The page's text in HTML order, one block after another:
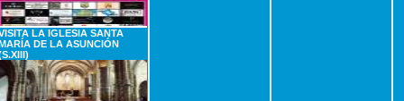
LA IGLESIA SANTA
DE LA ASUNCIÓN